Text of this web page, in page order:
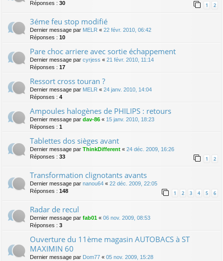
Réponses : 30 1 2
3éme feu stop modifié
Dernier message par MELR « 22 févr. 2010, 06:42
Réponses : 10
Pare choc arriere avec sortie échappement
Dernier message par cyrjess « 21 févr. 2010, 11:14
Réponses : 17
Ressort cross touran ?
Dernier message par MELR « 24 janv. 2010, 14:04
Réponses : 4
Ampoules halogènes de PHILIPS : retours
Dernier message par dav-86 « 15 janv. 2010, 18:23
Réponses : 1
Tablettes dos sièges avant
Dernier message par ThinkDifferent « 24 déc. 2009, 16:26
Réponses : 33 1 2
Transformation clignotants avants
Dernier message par nanou64 « 22 déc. 2009, 22:05
Réponses : 148 1 2 3 4 5 6
Radar de recul
Dernier message par fab01 « 06 nov. 2009, 08:53
Réponses : 3
Ouverture du 11ème magasin AUTOBACS à ST
MAXIMIN 60
Dernier message par Dom77 « 05 nov. 2009, 15:28